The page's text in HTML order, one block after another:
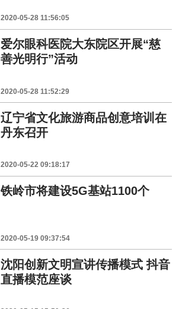
2020-05-28 11:56:05
爱尔眼科医院大东院区开展“慈
善光明行”活动
2020-05-28 11:52:29
辽宁省文化旅游商品创意培训在
丹东召开
2020-05-22 09:18:17
铁岭市将建设5G基站1100个
2020-05-19 09:37:54
沈阳创新文明宣讲传播模式 抖音
直播模范座谈